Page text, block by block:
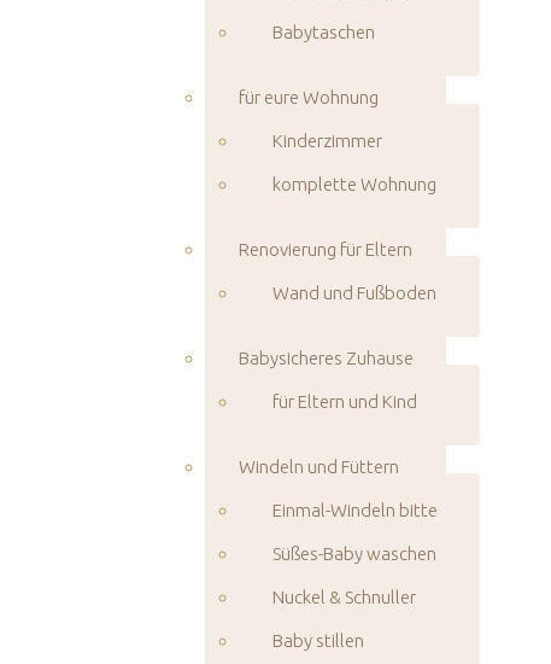
Babytaschen
für eure Wohnung
Kinderzimmer
komplette Wohnung
Renovierung für Eltern
Wand und Fußboden
Babysicheres Zuhause
für Eltern und Kind
Windeln und Füttern
Einmal-Windeln bitte
Süßes-Baby waschen
Nuckel & Schnuller
Baby stillen